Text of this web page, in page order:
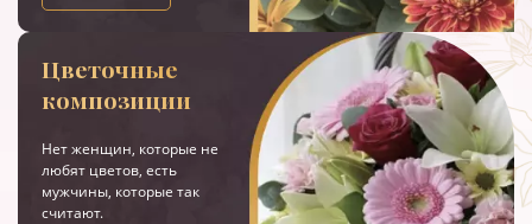
Цветочные
композиции
Нет женщин, которые не
любят цветов, есть
мужчины, которые так
считают.